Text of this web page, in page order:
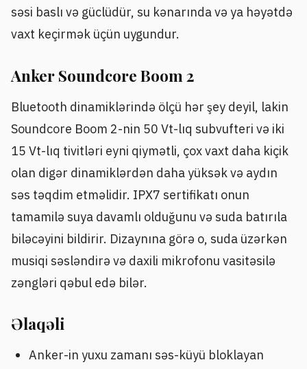
səsi baslı və güclüdür, su kənarında və ya həyətdə
vaxt keçirmək üçün uygundur.
Anker Soundcore Boom 2
Bluetooth dinamiklərində ölçü hər şey deyil, lakin
Soundcore Boom 2-nin 50 Vt-lıq subvufteri və iki
15 Vt-lıq tivitləri eyni qiymətli, çox vaxt daha kiçik
olan digər dinamiklərdən daha yüksək və aydın
səs təqdim etməlidir. IPX7 sertifikatı onun
tamamilə suya davamlı olduğunu və suda batırıla
biləcəyini bildirir. Dizaynına görə o, suda üzərkən
musiqi səsləndirə və daxili mikrofonu vasitəsilə
zəngləri qəbul edə bilər.
Əlaqəli
Anker-in yuxu zamanı səs-küyü bloklayan